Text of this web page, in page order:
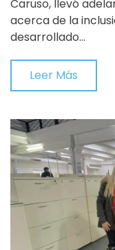
Caruso, llevó
acerca de la
desarrollado…
Leer Más